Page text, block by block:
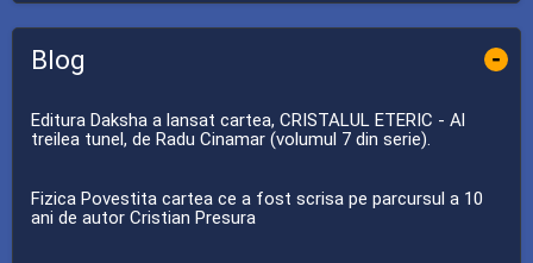
Blog -
Editura Daksha a lansat cartea, CRISTALUL ETERIC - Al
treilea tunel, de Radu Cinamar (volumul 7 din serie).
Fizica Povestita cartea ce a fost scrisa pe parcursul a 10
ani de autor Cristian Presura